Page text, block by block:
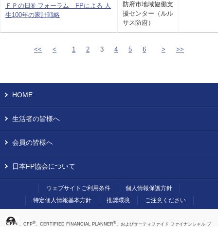
ＦＰの日® フォーラム FPによる 人
生100年の家計戦略
防府市地域協働支
援センター（ルル
サス防府）
<< < 1 2 3 4 5 6 > >>
HOME
生活者の皆様へ
会員の皆様へ
日本FP協会について
ウェブサイトご利用条件
個人情報保護方針
特定個人情報基本方針
推奨環境 ご注意ください
、CFP®、CERTIFIED FINANCIAL PLANNER®、およびサーティファイド ファイナンシャル プ